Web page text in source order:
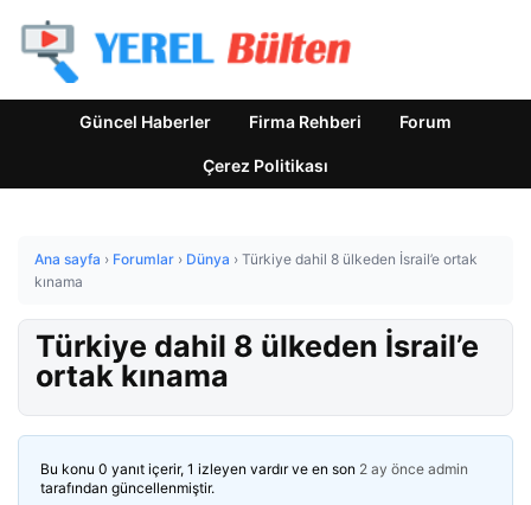
Güncel Haberler Firma Rehberi Forum
Çerez Politikası
Ana sayfa › Forumlar › Dünya › Türkiye dahil 8 ülkeden İsrail’e ortak
kınama
Türkiye dahil 8 ülkeden İsrail’e
ortak kınama
Bu konu 0 yanıt içerir, 1 izleyen vardır ve en son 2 ay önce admin
tarafından güncellenmiştir.